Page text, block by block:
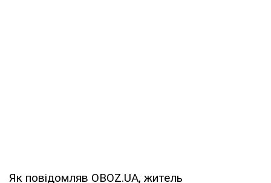
Як повідомляв OBOZ.UA, житель